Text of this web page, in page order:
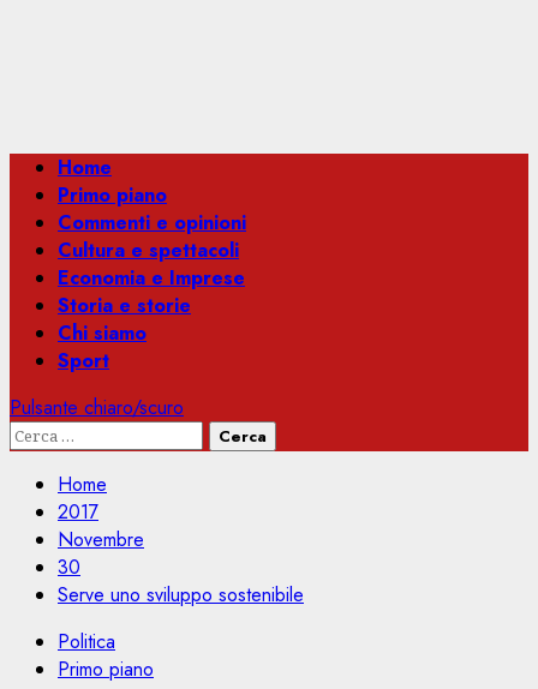
Menu
principale
Home
Primo piano
Commenti e opinioni
Cultura e spettacoli
Economia e Imprese
Storia e storie
Chi siamo
Sport
Pulsante chiaro/scuro
Ricerca
Home
2017
Novembre
30
Serve uno sviluppo sostenibile
Politica
Primo piano